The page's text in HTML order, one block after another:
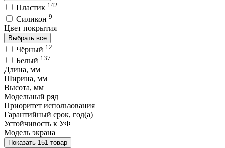
Пластик 142
Силикон 9
Цвет покрытия
Выбрать все
Чёрный 12
Белый 137
Длина, мм
Ширина, мм
Высота, мм
Модельный ряд
Приоритет использования
Гарантийный срок, год(а)
Устойчивость к УФ
Модель экрана
Показать 151 товар